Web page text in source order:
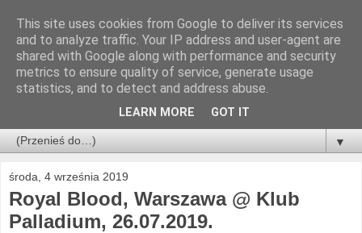
▼
środa, 4 września 2019
Royal Blood, Warszawa @ Klub
Palladium, 26.07.2019.
This site uses cookies from Google to deliver its services
and to analyze traffic. Your IP address and user-agent are
shared with Google along with performance and security
metrics to ensure quality of service, generate usage
statistics, and to detect and address abuse.
LEARN MORE GOT IT